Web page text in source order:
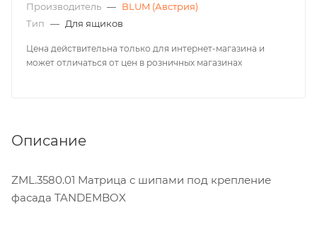
Производитель — BLUM (Австрия)
Тип — Для ящиков
Цена действительна только для интернет-магазина и
может отличаться от цен в розничных магазинах
Описание
ZML.3580.01 Матрица с шипами под крепление
фасада TANDEMBOX